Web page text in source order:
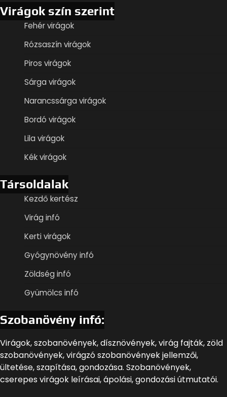
Virágok szín szerint
Fehér virágok
Rózsaszín virágok
Piros virágok
Sárga virágok
Narancssárga virágok
Bordó virágok
Lila virágok
Kék virágok
Társoldalak
Kezdő kertész
Virág infó
Kerti virágok
Gyógynövény infó
Zöldség infó
Gyümölcs infó
Szobanövény infó:
Virágok, szobanövények, dísznövények, virág fajták, zöld
szobanövények, virágzó szobanövények jellemzői,
ültetése, szapítása, gondozása. Szobanövények,
cserepes virágok leírásai, ápolási, gondozási útmutatói.